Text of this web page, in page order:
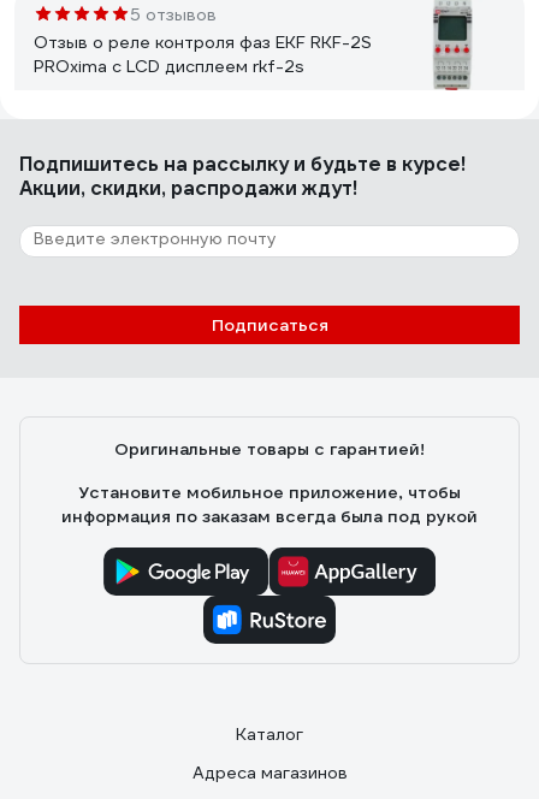
5 отзывов
Отзыв о реле контроля фаз EKF RKF-2S
PROxima с LCD дисплеем rkf-2s
Проверил на очень точным оборудовани, его
точность +- 2%.
Отзыв о реле контроля фаз EKF RKF-37
чувствительным к качеству сети. Это реле —
срабатывает точно при нарушении параметров.
Подпишитесь на рассылкуи будьте в курсе!
Акции, скидки, распродажи ждут!
Подписаться
Оригинальные товары с гарантией!
Установите мобильное приложение, чтобы
информация по заказам всегда была под рукой
Каталог
Адреса магазинов